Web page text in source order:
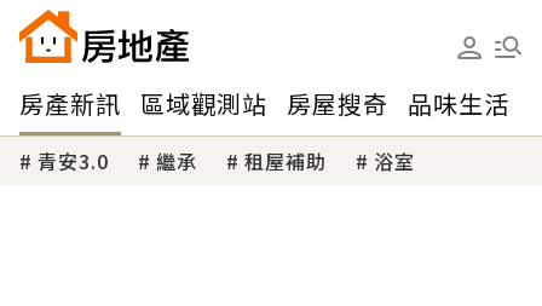
房產新訊 區域觀測站 房屋搜奇 品味生活
青安3.0 繼承 租屋補助 浴室